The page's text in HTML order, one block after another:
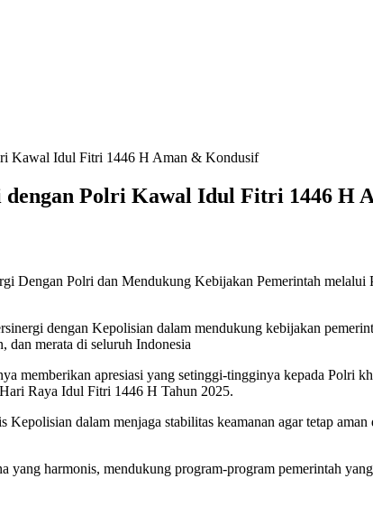
Kawal Idul Fitri 1446 H Aman & Kondusif
Polri Kawal Idul Fitri 1446 H
Polri dan Mendukung Kebijakan Pemerintah melalui
dengan Kepolisian dalam mendukung kebijakan
dan merata di seluruh Indonesia
apresiasi yang setinggi-tingginya kepada Polri
Raya Idul Fitri 1446 H Tahun 2025.
dalam menjaga stabilitas keamanan agar tetap
harmonis, mendukung program-program pemerintah